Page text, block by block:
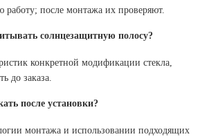
работу; после монтажа их проверяют.
солнцезащитную полосу?
конкретной модификации стекла,
до заказа.
после установки?
монтажа и использовании подходящих